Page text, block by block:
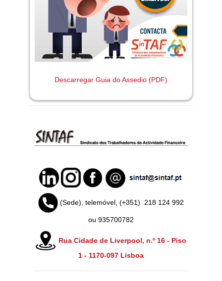
Descarregar Guia do Assedio (PDF)
(Sede), telemóvel, (+351) 218 124 992
ou 935700782
Rua Cidade de Liverpool, n.º 16 - Piso
1 - 1170-097 Lisboa